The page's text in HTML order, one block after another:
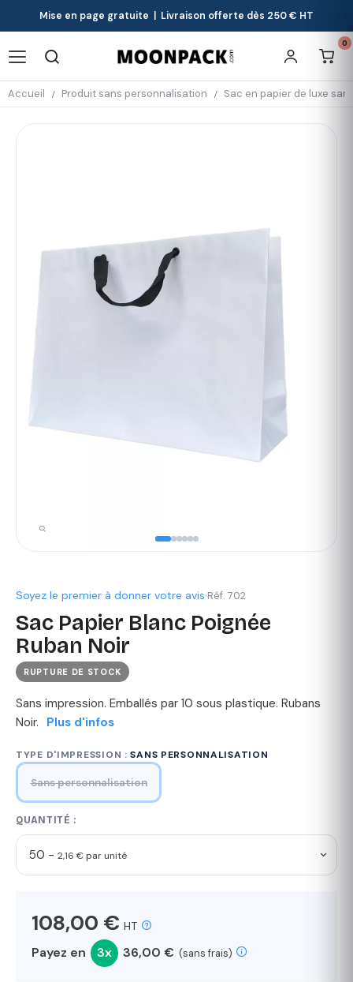
Mise en page gratuite | Livraison offerte dès 250 € HT
0
Accueil Produit sans personnalisation Sac en papier de luxe
Soyez le premier à donner votre avis·Réf. 702
Sac Papier Blanc Poignée
Ruban Noir
RUPTURE DE STOCK
Sans impression. Emballés par 10 sous plastique. Rubans
Noir. Plus d'infos
TYPE D'IMPRESSION :SANS PERSONNALISATION
Sans personnalisation
QUANTITÉ :
50 - 2,16 € par unité
108,00 € HT
Payez en 3x 36,00 € (sans frais)